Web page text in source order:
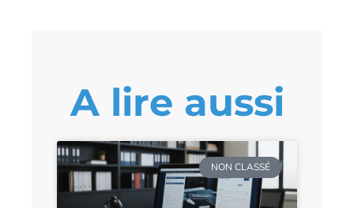
A lire aussi
NON CLASSÉ